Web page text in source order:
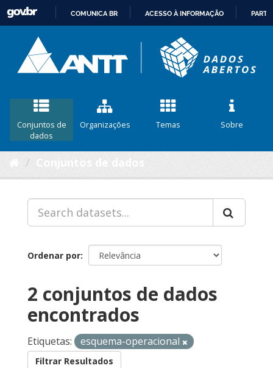
CONTEÚDO
COMUNICA BR ACESSO À INFORMAÇÃO
Conjuntos de
dados
Organizações Temas Sobre
Ordenar por
2 conjuntos de dados
encontrados
Etiquetas: esquema-operacional
Filtrar Resultados